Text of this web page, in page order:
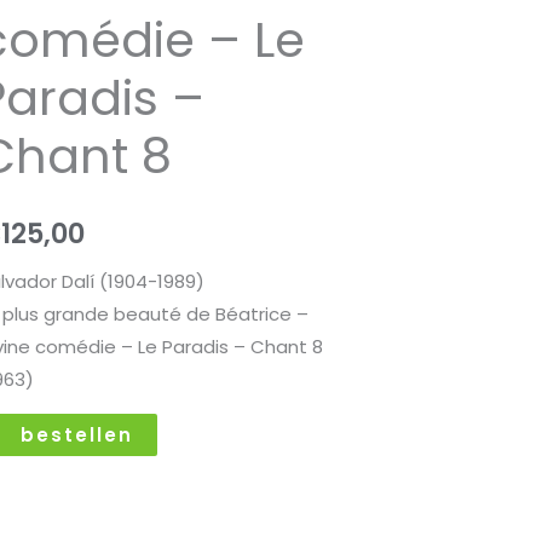
– Le
–
8
125,00
Dalí (1904-1989)
plus grande beauté de Béatrice –
comédie – Le Paradis – Chant 8
bestellen